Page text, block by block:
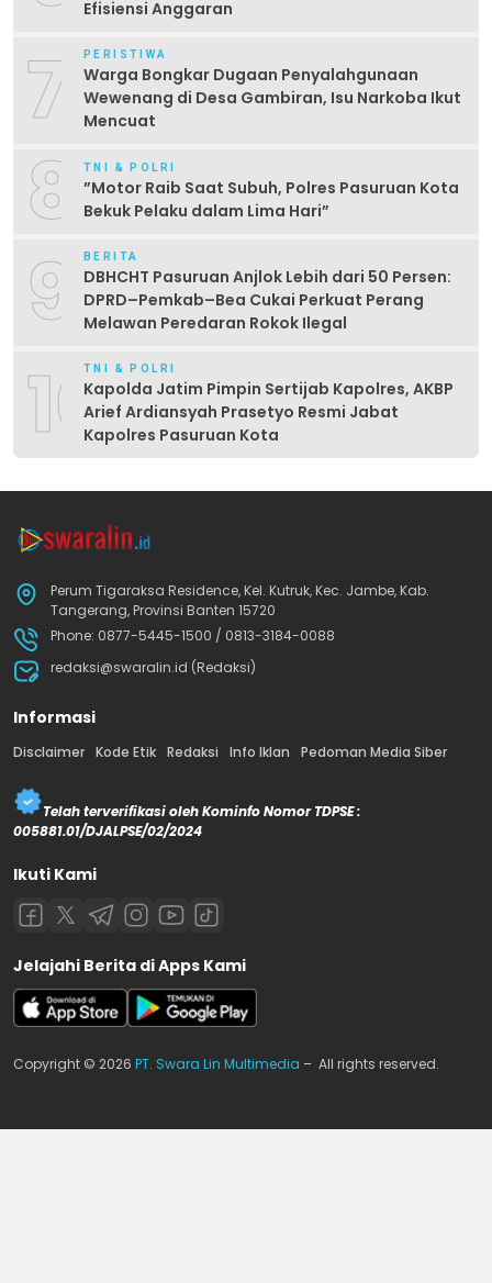
Efisiensi Anggaran
7 PERISTIWA
Warga Bongkar Dugaan Penyalahgunaan
Wewenang di Desa Gambiran, Isu Narkoba Ikut
Mencuat
8 TNI & POLRI
‎”Motor Raib Saat Subuh, Polres Pasuruan Kota
Bekuk Pelaku dalam Lima Hari” ‎
9 BERITA
DBHCHT Pasuruan Anjlok Lebih dari 50 Persen:
DPRD–Pemkab–Bea Cukai Perkuat Perang
Melawan Peredaran Rokok Ilegal
10TNI & POLRI
Kapolda Jatim Pimpin Sertijab Kapolres, AKBP
Arief Ardiansyah Prasetyo Resmi Jabat
Kapolres Pasuruan Kota
Perum Tigaraksa Residence, Kel. Kutruk, Kec. Jambe, Kab.
Tangerang, Provinsi Banten 15720
Phone: 0877-5445-1500 / 0813-3184-0088
redaksi@swaralin.id (Redaksi)
Informasi
Disclaimer Kode Etik Redaksi Info Iklan Pedoman Media Siber
Telah terverifikasi oleh Kominfo Nomor TDPSE :
005881.01/DJALPSE/02/2024
Ikuti Kami
Jelajahi Berita di Apps Kami
Copyright © 2026 PT. Swara Lin Multimedia – All rights reserved.